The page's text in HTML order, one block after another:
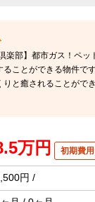
楽部】都市ガス！ペ
ることができる物件で
りと癒されることがで
万円 初期費
円 /